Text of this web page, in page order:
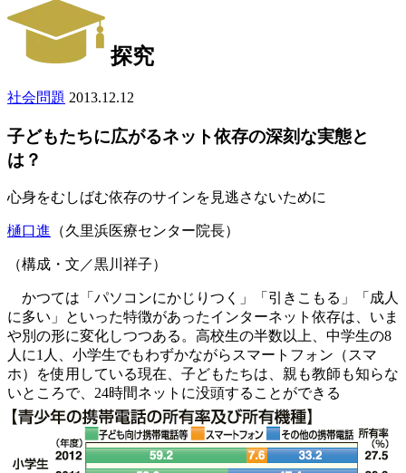
探究
社会問題 2013.12.12
子どもたちに広がるネット依存の深刻な実態と
は？
心身をむしばむ依存のサインを見逃さないために
樋口進 （久里浜医療センター院長）
（構成・文／黒川祥子）
かつては「パソコンにかじりつく」「引きこもる」「成人
に多い」といった特徴があったインターネット依存は、いま
や別の形に変化しつつある。高校生の半数以上、中学生の8
人に1人、小学生でもわずかながらスマートフォン（スマ
ホ）を使用している現在、子どもたちは、親も教師も知らな
いところで、24時間ネットに没頭することができる